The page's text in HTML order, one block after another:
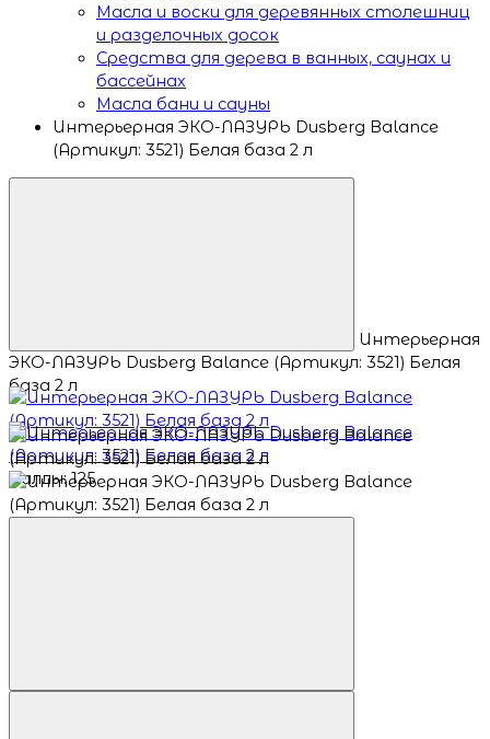
Масла и воски для деревянных столешниц
и разделочных досок
Средства для дерева в ванных, саунах и
бассейнах
Масла бани и сауны
Интерьерная ЭКО-ЛАЗУРЬ Dusberg Balance
(Артикул: 3521) Белая база 2 л
Интерьерная
ЭКО-ЛАЗУРЬ Dusberg Balance (Артикул: 3521) Белая
база 2 л
Баллы: 125